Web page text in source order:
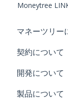
Moneytree
マネーツリー
契約について
費用
利用用途
開発について
導入の流れ
製品について